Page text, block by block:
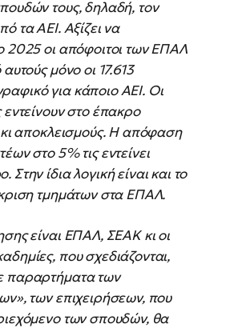
τους, δηλαδή, τον
τα ΑΕΙ. Αξίζει να
2025 οι απόφοιτοι των ΕΠΑΛ
μόνο οι 17.613
για κάποιο ΑΕΙ. Οι
εντείνουν στο έπακρο
κι αποκλεισμούς. Η απόφαση
στο 5% τις εντείνει
ίδια λογική είναι και το
τμημάτων στα ΕΠΑΛ.
είναι ΕΠΑΛ, ΣΕΑΚ κι οι
που σχεδιάζονται,
παραρτήματα των
των επιχειρήσεων, που
των σπουδών, θα